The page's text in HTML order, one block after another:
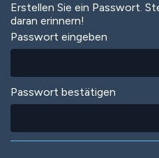
Erstellen Sie ein Passwort.
daran erinnern!
Passwort eingeben
Passwort bestätigen